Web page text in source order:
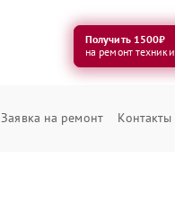
Получить 1500₽
на ремонт техники
Заявка на ремонт Контакты